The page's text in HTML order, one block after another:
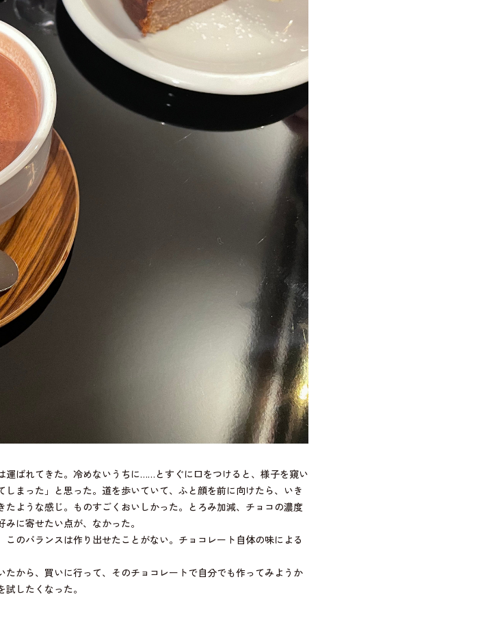
ばれてきた。冷めないうちに……とすぐに口をつけると、様子を窺い
まった」と思った。道を歩いていて、ふと顔を前に向けたら、いき
ような感じ。ものすごくおいしかった。とろみ加減、チョコの濃度
に寄せたい点が、なかった。
のバランスは作り出せたことがない。チョコレート自体の味による
から、買いに行って、そのチョコレートで自分でも作ってみようか
したくなった。